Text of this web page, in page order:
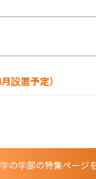
設置予定）
の学部の特集ページ